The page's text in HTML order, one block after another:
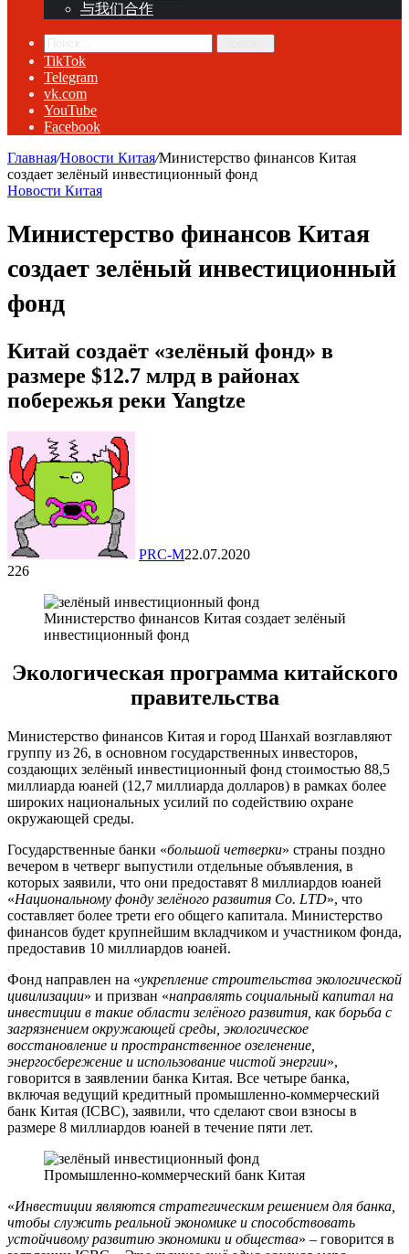
与我们合作
TikTok
Telegram
vk.com
YouTube
Facebook
Главная/Новости Китая/Министерство финансов Китая
создает зелёный инвестиционный фонд
Новости Китая
Министерство финансов Китая
создает зелёный инвестиционный
фонд
Китай создаёт «зелёный фонд» в
размере $12.7 млрд в районах
побережья реки Yangtze
PRC-M22.07.2020
226
Министерство финансов Китая создает зелёный
инвестиционный фонд
Экологическая программа китайского
правительства
Министерство финансов Китая и город Шанхай возглавляют
группу из 26, в основном государственных инвесторов,
создающих зелёный инвестиционный фонд стоимостью 88,5
миллиарда юаней (12,7 миллиарда долларов) в рамках более
широких национальных усилий по содействию охране
окружающей среды.
Государственные банки «большой четверки» страны поздно
вечером в четверг выпустили отдельные объявления, в
которых заявили, что они предоставят 8 миллиардов юаней
«Национальному фонду зелёного развития Co. LTD», что
составляет более трети его общего капитала. Министерство
финансов будет крупнейшим вкладчиком и участником фонда,
предоставив 10 миллиардов юаней.
Фонд направлен на «укрепление строительства экологической
цивилизации» и призван «направлять социальный капитал на
инвестиции в такие области зелёного развития, как борьба с
загрязнением окружающей среды, экологическое
восстановление и пространственное озеленение,
энергосбережение и использование чистой энергии»,
говорится в заявлении банка Китая. Все четыре банка,
включая ведущий кредитный промышленно-коммерческий
банк Китая (ICBC), заявили, что сделают свои взносы в
размере 8 миллиардов юаней в течение пяти лет.
Промышленно-коммерческий банк Китая
«Инвестиции являются стратегическим решением для банка,
чтобы служить реальной экономике и способствовать
устойчивому развитию экономики и общества» – говорится в